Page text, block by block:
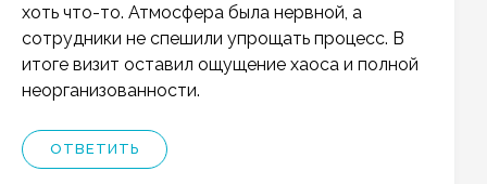
хоть что-то. Атмосфера была нервной, а
сотрудники не спешили упрощать процесс. В
итоге визит оставил ощущение хаоса и полной
неорганизованности.
ОТВЕТИТЬ